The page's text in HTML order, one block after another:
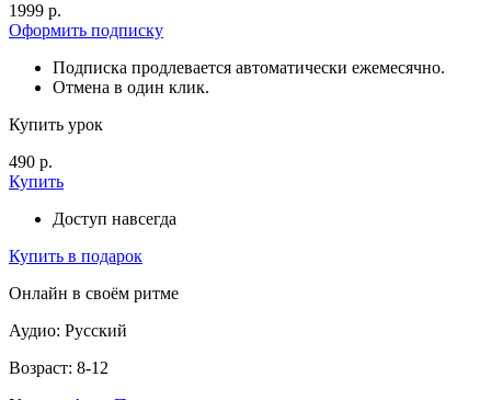
1999 р.
Оформить подписку
Подписка продлевается автоматически ежемесячно.
Отмена в один клик.
Купить урок
490 р.
Купить
Доступ навсегда
Купить в подарок
Онлайн в своём ритме
Аудио: Русский
Возраст: 8-12